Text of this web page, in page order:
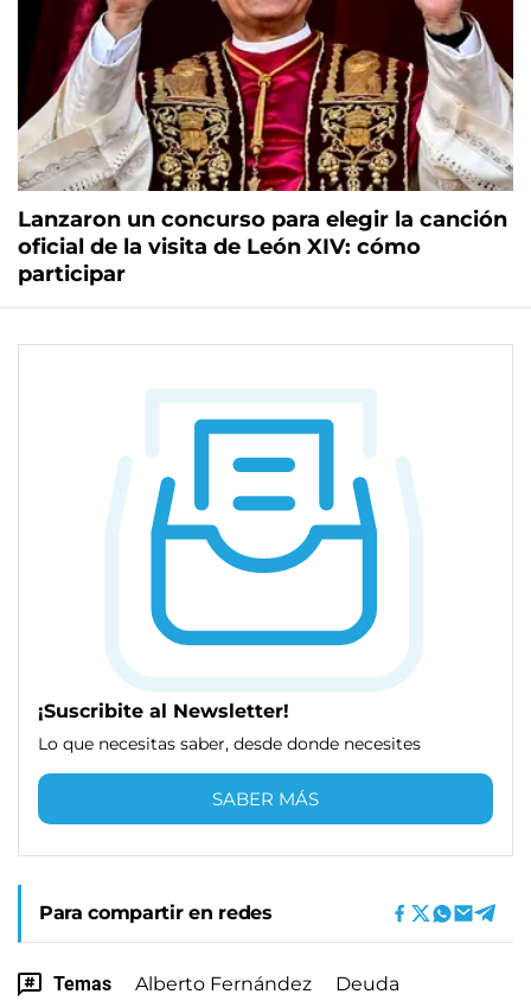
Lanzaron un concurso para elegir la canción
oficial de la visita de León XIV: cómo
participar
¡Suscribite al Newsletter!
Lo que necesitas saber, desde donde necesites
SABER MÁS
Para compartir en redes
Temas Alberto Fernández Deuda